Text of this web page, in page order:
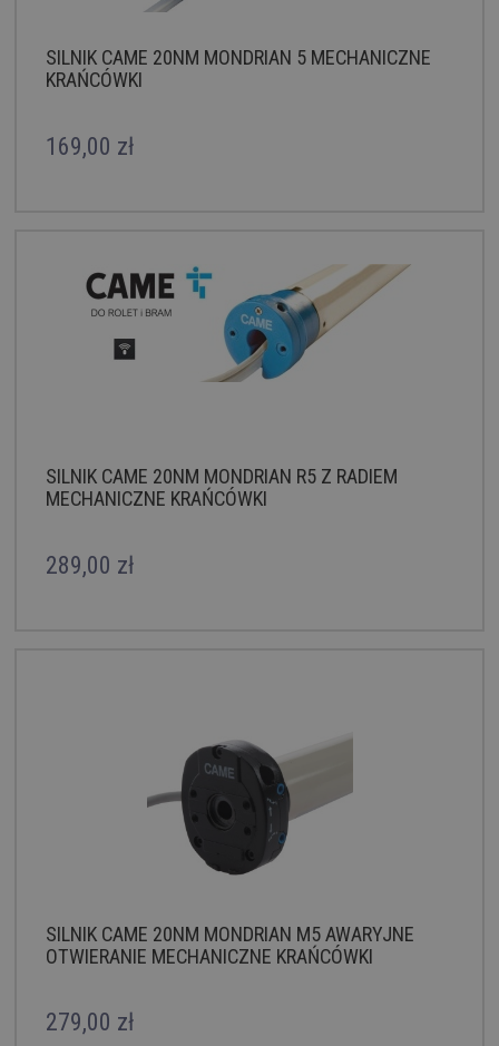
SILNIK CAME 20NM MONDRIAN 5 MECHANICZNE
KRAŃCÓWKI
169,00 zł
SILNIK CAME 20NM MONDRIAN R5 Z RADIEM
MECHANICZNE KRAŃCÓWKI
289,00 zł
SILNIK CAME 20NM MONDRIAN M5 AWARYJNE
OTWIERANIE MECHANICZNE KRAŃCÓWKI
279,00 zł